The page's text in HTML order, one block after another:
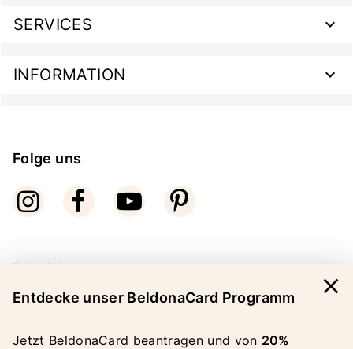
SERVICES
INFORMATION
Folge uns
Bezahlarten
Entdecke unser BeldonaCard Programm
Jetzt BeldonaCard beantragen und von 20%
close